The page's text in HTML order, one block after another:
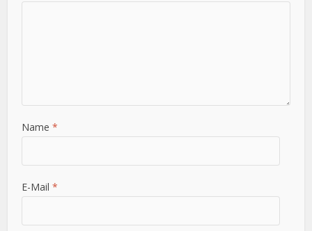
Name*
E-Mail*